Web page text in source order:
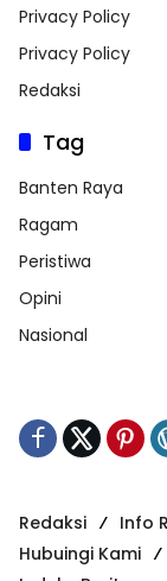
Privacy Policy
Privacy Policy
Redaksi
Tag
Banten Raya
Ragam
Peristiwa
Opini
Nasional
Redaksi Info
Hubuingi Kami